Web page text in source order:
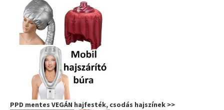
PPD mentes VEGÁN hajfesték, csodás hajszínek >>